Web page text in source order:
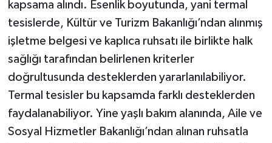
kapsama alındı. Esenlik boyutunda, yani termal
tesislerde, Kültür ve Turizm Bakanlığı’ndan alınmış
işletme belgesi ve kaplıca ruhsatı ile birlikte halk
sağlığı tarafından belirlenen kriterler
doğrultusunda desteklerden yararlanılabiliyor.
Termal tesisler bu kapsamda farklı desteklerden
faydalanabiliyor. Yine yaşlı bakım alanında, Aile ve
Sosyal Hizmetler Bakanlığı’ndan alınan ruhsatla